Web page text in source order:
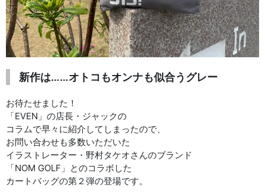
新作は……オトコもオンナも似合うグレー
お待たせました！
「EVEN」の店長・ジャックの
コラムで早々に紹介してしまったので、
お問い合わせも多数いただいた
イラストレーター・野村タケオさんのブランド
「NOM GOLF」とのコラボした
カートバッグの第２弾の登場です。